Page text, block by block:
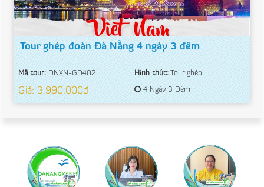
Tour ghép đoàn Đà Nẵng 4 ngày 3 đêm
Mã tour:DNXN-GD402 Hình thức:Tour ghép
Giá: 3.990.000đ 4 Ngày 3 Đêm